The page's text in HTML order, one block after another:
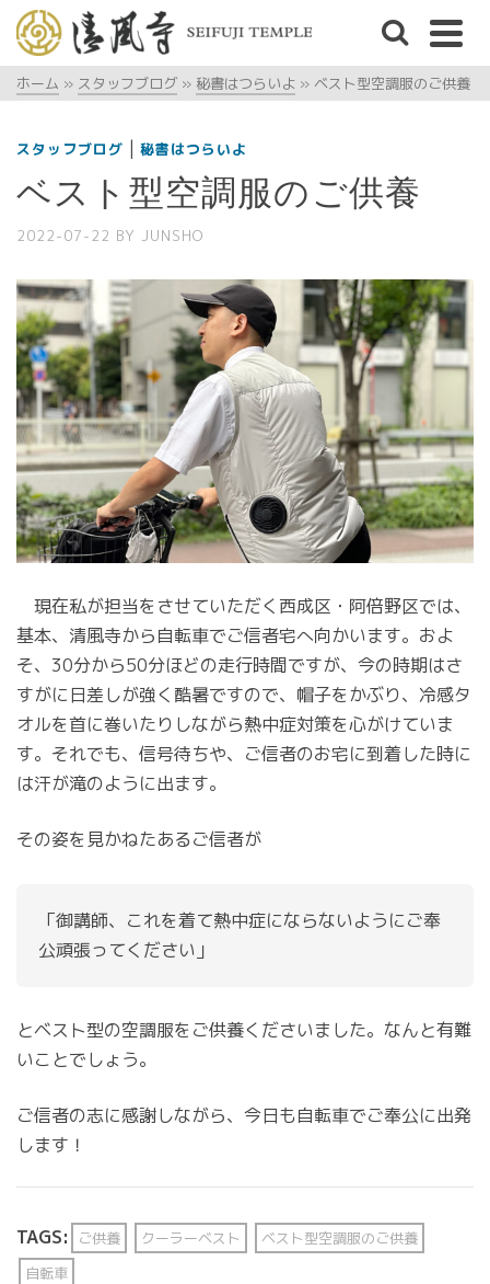
ホーム » スタッフブログ » 秘書はつらいよ » ベスト型空調服のご供養
スタッフブログ | 秘書はつらいよ
ベスト型空調服のご供養
2022-07-22 BY JUNSHO
現在私が担当をさせていただく西成区・阿倍野区では、
基本、清風寺から自転車でご信者宅へ向かいます。およ
そ、30分から50分ほどの走行時間ですが、今の時期はさ
すがに日差しが強く酷暑ですので、帽子をかぶり、冷感タ
オルを首に巻いたりしながら熱中症対策を心がけていま
す。それでも、信号待ちや、ご信者のお宅に到着した時に
は汗が滝のように出ます。
その姿を見かねたあるご信者が
「御講師、これを着て熱中症にならないようにご奉
公頑張ってください」
とベスト型の空調服をご供養くださいました。なんと有難
いことでしょう。
ご信者の志に感謝しながら、今日も自転車でご奉公に出発
します！
TAGS: ご供養 クーラーベスト
ベスト型空調服のご供養
自転車